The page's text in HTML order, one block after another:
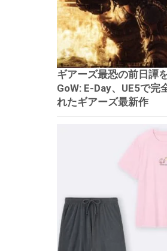
ギアーズ最恐の前日譚
GoW: E-Day、UE5で完
れたギアーズ最新作